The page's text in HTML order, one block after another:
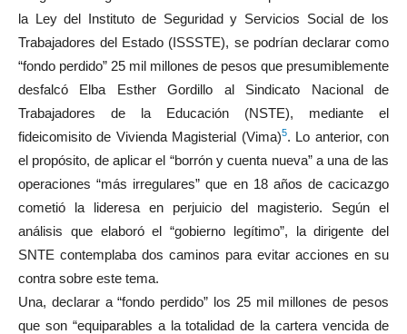
la Ley del Instituto de Seguridad y Servicios Social de los
Trabajadores del Estado (ISSSTE), se podrían declarar como
“fondo perdido” 25 mil millones de pesos que presumiblemente
desfalcó Elba Esther Gordillo al Sindicato Nacional de
Trabajadores de la Educación (NSTE), mediante el
fideicomisito de Vivienda Magisterial (Vima)5. Lo anterior, con
el propósito, de aplicar el “borrón y cuenta nueva” a una de las
operaciones “más irregulares” que en 18 años de cacicazgo
cometió la lideresa en perjuicio del magisterio. Según el
análisis que elaboró el “gobierno legítimo”, la dirigente del
SNTE contemplaba dos caminos para evitar acciones en su
contra sobre este tema.
Una, declarar a “fondo perdido” los 25 mil millones de pesos
que son “equiparables a la totalidad de la cartera vencida de